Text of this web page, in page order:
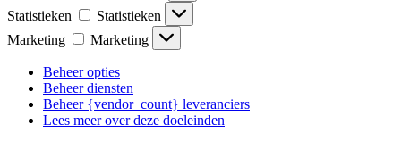
Statistieken
Statistieken
Marketing
Marketing
Beheer opties
Beheer diensten
Beheer {vendor_count} leveranciers
Lees meer over deze doeleinden